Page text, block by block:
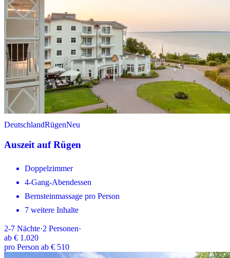
DeutschlandRügenNeu
Auszeit auf Rügen
Doppelzimmer
4-Gang-Abendessen
Bernsteinmassage pro Person
7 weitere Inhalte
2-7 Nächte·2 Personen·
ab € 1.020
pro Person ab € 510